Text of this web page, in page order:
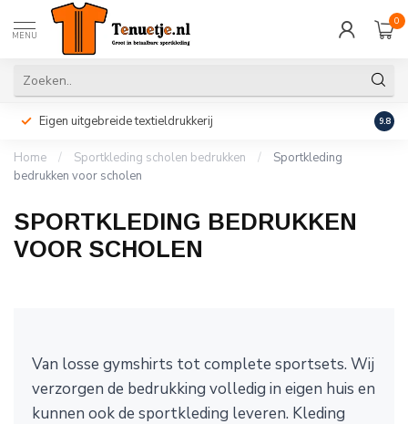
MENU
0
Eigen uitgebreide textieldrukkerij 9.8
Home / Sportkleding scholen bedrukken /
Sportkleding
bedrukken voor scholen
SPORTKLEDING BEDRUKKEN
VOOR SCHOLEN
Van losse gymshirts tot complete sportsets. Wij
verzorgen de bedrukking volledig in eigen huis en
kunnen ook de sportkleding leveren. Kleding